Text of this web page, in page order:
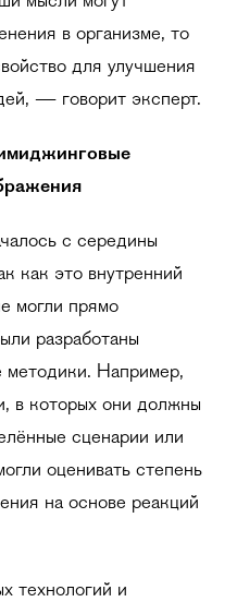
в организме, то
для улучшения
— говорит эксперт.
с середины
как это внутренний
могли прямо
разработаны
методики. Например,
в которых они должны
сценарии или
оценивать степень
на основе реакций
технологий и